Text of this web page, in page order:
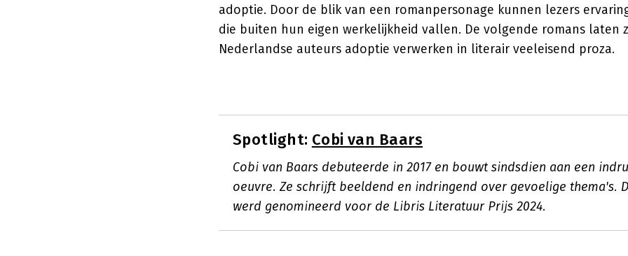
adoptie. Door de blik van een romanpersonage kunnen lezers
die buiten hun eigen werkelijkheid vallen. De volgende romans laten
Nederlandse auteurs adoptie verwerken in literair veeleisend proza.
Spotlight: Cobi van Baars
Cobi van Baars debuteerde in 2017 en bouwt sindsdien aan een
oeuvre. Ze schrijft beeldend en indringend over gevoelige thema's.
werd genomineerd voor de Libris Literatuur Prijs 2024.